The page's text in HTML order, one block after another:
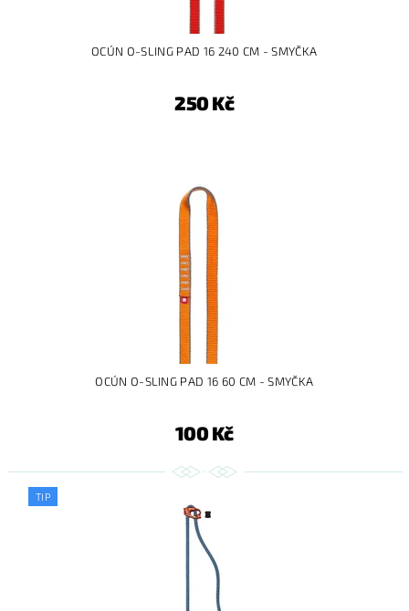
OCÚN O-SLING PAD 16 240 CM - SMYČKA
250 Kč
OCÚN O-SLING PAD 16 60 CM - SMYČKA
100 Kč
TIP